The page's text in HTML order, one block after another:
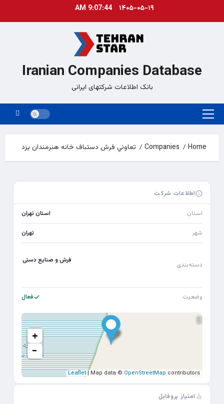
۱۴۰۵-۰۵-۱۹ 9:07:44 AM
Iranian Companies Database
بانک اطلاعات شرکتهای ایرانی
Primary
Home
Companies تعاوني فرش دستباف خانه هنرمندان يزد
اطلاعات شرکت
استان استان تهران
شهر تهران
دسته‌بندی
فرش و صنایع دستی
وضعیت فعال
+
−
Leaflet| Map data © OpenStreetMap contributors
امتیاز پروفایل